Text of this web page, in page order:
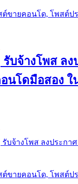
ต์ขายคอนโด, โพสต์ป
รับจ้างโพส ล
นโดมือสอง
รับจ้างโพส ลงประกา
ต์ขายคอนโด, โพสต์ป